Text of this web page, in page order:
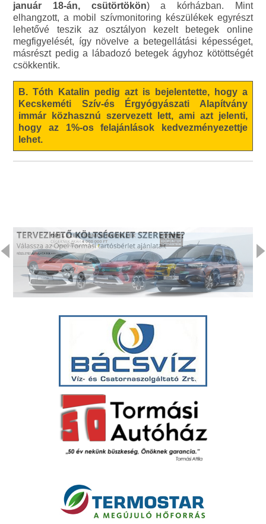
január 18-án, csütörtökön) a kórházban. Mint
elhangzott, a mobil szívmonitoring készülékek egyrészt
lehetővé teszik az osztályon kezelt betegek online
megfigyelését, így növelve a betegellátási képességet,
másrészt pedig a lábadozó betegek ágyhoz kötöttségét
csökkentik.
B. Tóth Katalin pedig azt is bejelentette, hogy a
Kecskeméti Szív-és Érgyógyászati Alapítvány
immár közhasznú szervezett lett, ami azt jelenti,
hogy az 1%-os felajánlások kedvezményezettje
lehet.